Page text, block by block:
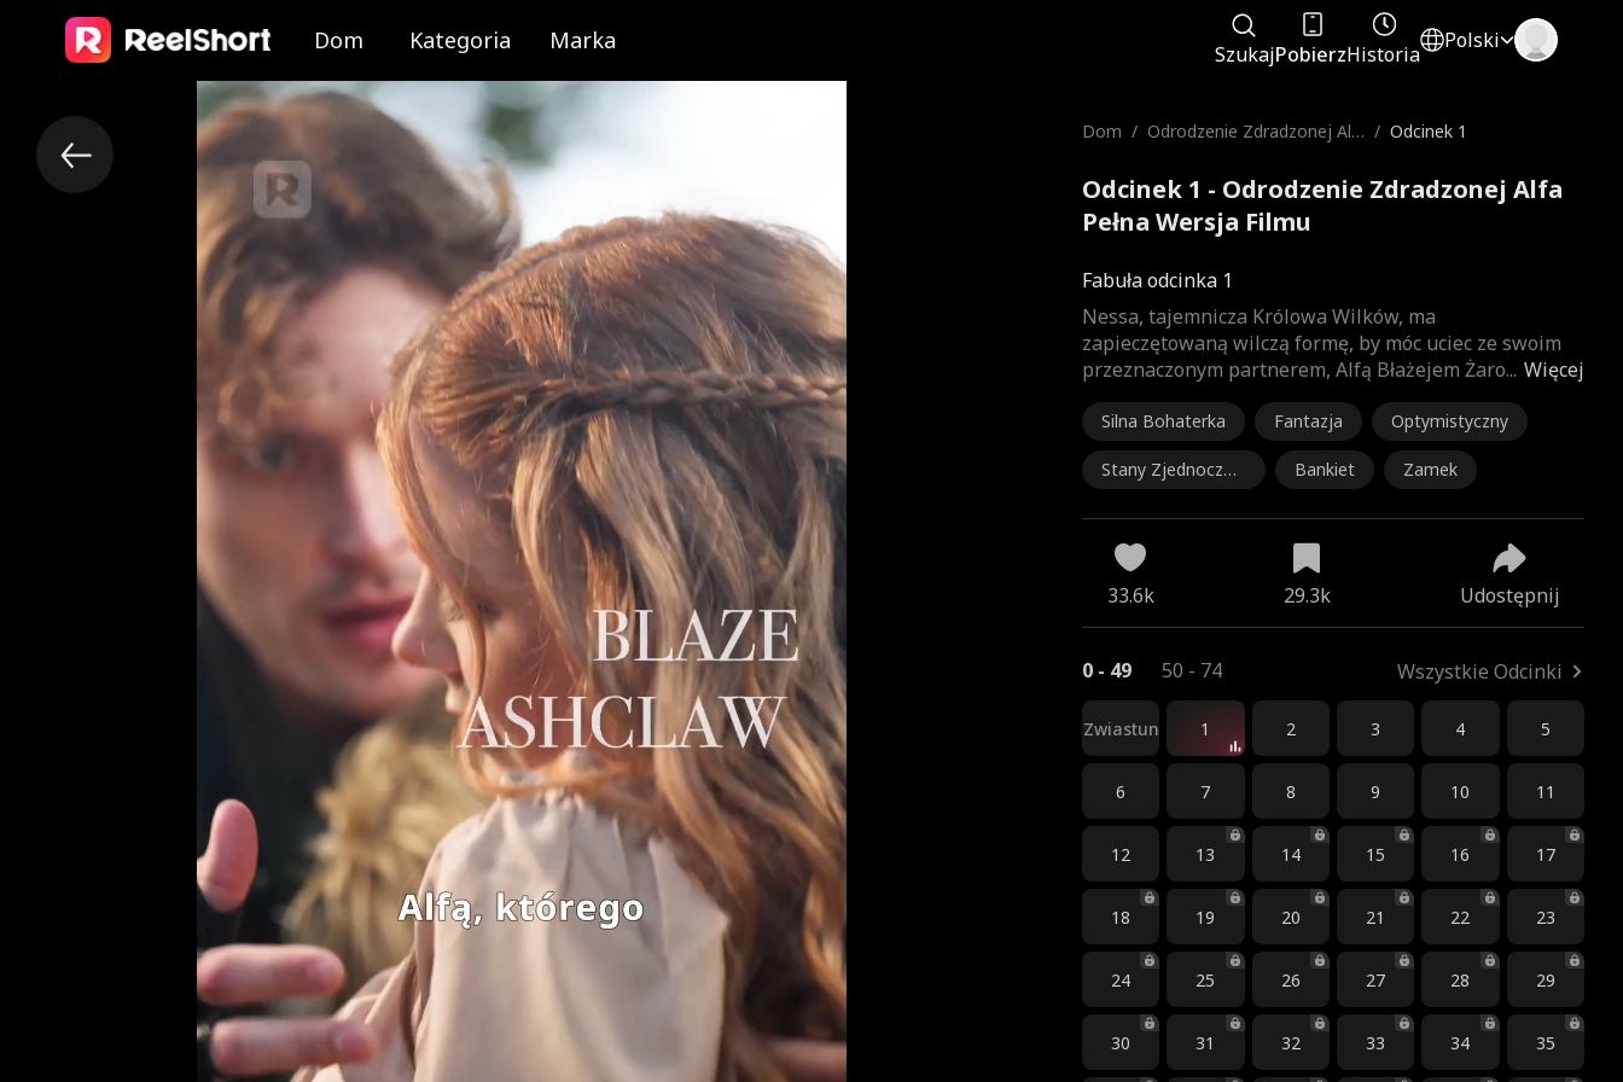
Dom Kategoria Marka SzukajPobierzHistoria
Polski
Dom / Odrodzenie Zdradzonej Alf
/ Odcinek 1
Odcinek 1 - Odrodzenie Zdradzonej Alfa
Pełna Wersja Filmu
Fabuła odcinka 1
Więcej
Nessa, tajemnicza Królowa Wilków, ma
zapieczętowaną wilczą formę, by móc uciec ze swoim
przeznaczonym partnerem, Alfą Błażejem Żaro...
Silna Bohaterka Fantazja Optymistyczny
Stany Zjednoczon
Bankiet Zamek
33.6k 29.3k Udostępnij
0 - 49 50 - 74 Wszystkie Odcinki
Zwiastun 1 2 3 4 5
6 7 8 9 10 11
12 13 14 15 16 17
18 19 20 21 22 23
24 25 26 27 28 29
30 31 32 33 34 35